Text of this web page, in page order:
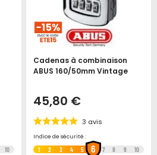
10
Cadenas à combinaison
ABUS 160/50mm Vintage
45,80 €
3 avis
Indice de sécurité :
1 2 3 4 5 6 7 8 9 10